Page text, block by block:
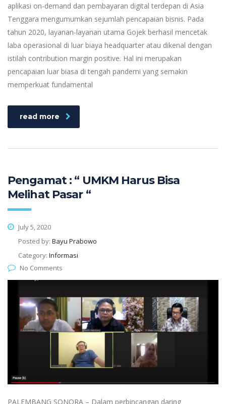
aplikasi on-demand dan pembayaran digital terdepan di Asia
Tenggara mengumumkan sejumlah pencapaian bisnis. Pada
tahun 2020, layanan-layanan utama Gojek berhasil mencetak
laba operasional di luar biaya headquarter atau dikenal dengan
istilah contribution margin positive. Hal ini merupakan
pencapaian luar biasa di tengah pandemi yang semakin
memperkuat fundamental
read more
Pengamat : “ UMKM Harus Bisa
Melihat Pasar “
July 5, 2020
Posted by: Bayu Prabowo
Category: Informasi
No Comments
PALEMBANG SONORA – Dalam perbincangan daring